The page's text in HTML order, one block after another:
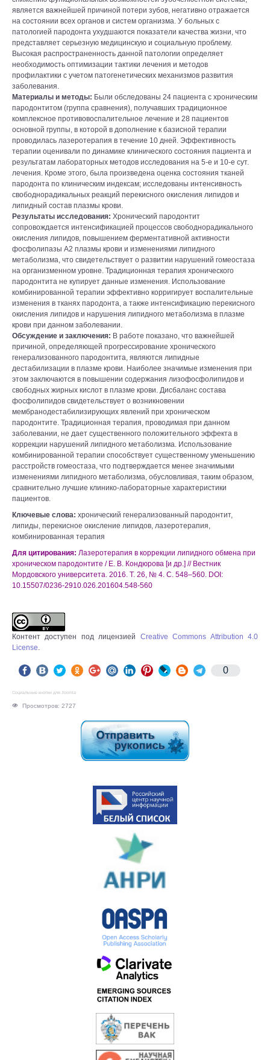
является важнейшей причиной потери зубов, негативно отражается
на состоянии всех органов и систем организма. У больных с
патологией пародонта ухудшаются показатели качества жизни, что
представляет серьезную медицинскую и социальную проблему.
Высокая распространенность данной патологии определяет
необходимость оптимизации тактики лечения и методов
профилактики с учетом патогенетических механизмов развития
заболевания.
Материалы и методы: Были обследованы 24 пациента с хроническим
пародонтитом (группа сравнения), получавших традиционное
комплексное противовоспалительное лечение и 28 пациентов
основной группы, в которой в дополнение к базисной терапии
проводилась лазеротерапия в течение 10 дней. Эффективность
терапии оценивали по динамике клинического состояния пациента и
результатам лабораторных методов исследования на 5-е и 10-е сут.
лечения. Кроме этого, была произведена оценка состояния тканей
пародонта по клиническим индексам; исследованы интенсивность
свободнорадикальных реакций перекисного окисления липидов и
липидный состав плазмы крови.
Результаты исследования: Хронический пародонтит
сопровождается интенсификацией процессов свободнорадикального
окисления липидов, повышением ферментативной активности
фосфолипазы А2 плазмы крови и изменениями липидного
метаболизма, что свидетельствует о развитии нарушений гомеостаза
на организменном уровне. Традиционная терапия хронического
пародонтита не купирует данные изменения. Использование
комбинированной терапии эффективно корригирует воспалительные
изменения в тканях пародонта, а также интенсификацию перекисного
окисления липидов и нарушения липидного метаболизма в плазме
крови при данном заболевании.
Обсуждение и заключения: В работе показано, что важнейшей
причиной, определяющей прогрессирование хронического
генерализованного пародонтита, являются липидные
дестабилизации в плазме крови. Наиболее значимые изменения при
этом заключаются в повышении содержания лизофосфолипидов и
свободных жирных кислот в плазме крови. Дисбаланс состава
фосфолипидов свидетельствует о возникновении
мембранодестабилизирующих явлений при хроническом
пародонтите. Традиционная терапия, проводимая при данном
заболевании, не дает существенного положительного эффекта в
коррекции нарушений липидного метаболизма. Использование
комбинированной терапии способствует существенному уменьшению
расстройств гомеостаза, что подтверждается менее значимыми
изменениями липидного метаболизма, обусловливая, таким образом,
сравнительно лучшие клинико-лабораторные характеристики
пациентов.
Ключевые слова: хронический генерализованный пародонтит,
липиды, перекисное окисление липидов, лазеротерапия,
комбинированная терапия
Для цитирования: Лазеротерапия в коррекции липидного обмена при
хроническом пародонтите / Е. В. Кондюрова [и др.] // Вестник
Мордовского университета. 2016. Т. 26, № 4. С. 548–560. DOI:
10.15507/0236-2910.026.201604.548-560
Контент доступен под лицензией Creative Commons Attribution 4.0
License.
0
Социальные кнопки для Joomla
Просмотров: 2727